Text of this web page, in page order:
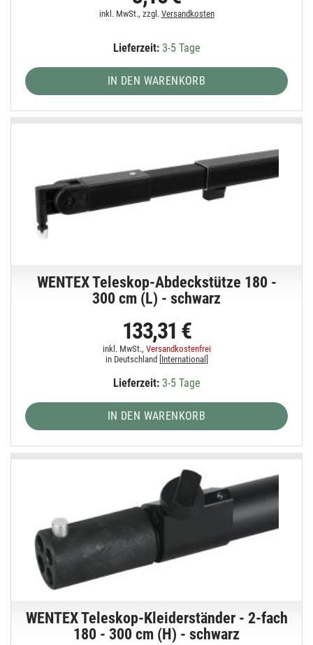
inkl. MwSt., zzgl. Versandkosten
Lieferzeit:3-5 Tage
IN DEN WARENKORB
WENTEX Teleskop-Abdeckstütze 180 -
300 cm (L) - schwarz
133,31 €
inkl. MwSt., Versandkostenfrei
in Deutschland [ International
Lieferzeit:3-5 Tage
IN DEN WARENKORB
WENTEX Teleskop-Kleiderständer - 2-fach
180 - 300 cm (H) - schwarz